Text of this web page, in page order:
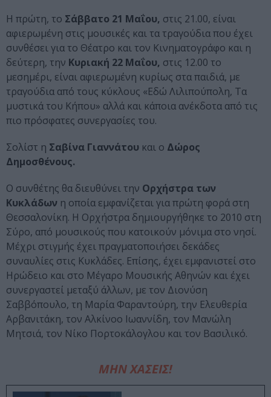
Η πρώτη, το Σάββατο 21 Μαΐου, στις 21.00, είναι
αφιερωμένη στις μουσικές και τα τραγούδια που έχει
συνθέσει για το Θέατρο και τον Κινηματογράφο και η
δεύτερη, την Κυριακή 22 Μαΐου, στις 12.00 το
μεσημέρι, είναι αφιερωμένη κυρίως στα παιδιά, με
τραγούδια από τους κύκλους «Εδώ Λιλιπούπολη, Τα
μυστικά του Κήπου» αλλά και κάποια ανέκδοτα από τις
πιο πρόσφατες συνεργασίες του.
Σολίστ η Σαβίνα Γιαννάτου και ο Δώρος
Δημοσθένους.
Ο συνθέτης θα διευθύνει την Ορχήστρα των
Κυκλάδων η οποία εμφανίζεται για πρώτη φορά στη
Θεσσαλονίκη. Η Ορχήστρα δημιουργήθηκε το 2010 στη
Σύρο, από μουσικούς που κατοικούν μόνιμα στο νησί.
Μέχρι στιγμής έχει πραγματοποιήσει δεκάδες
συναυλίες στις Κυκλάδες. Επίσης, έχει εμφανιστεί στο
Ηρώδειο και στο Μέγαρο Μουσικής Αθηνών και έχει
συνεργαστεί μεταξύ άλλων, με τον Διονύση
Σαββόπουλο, τη Μαρία Φαραντούρη, την Ελευθερία
Αρβανιτάκη, τον Αλκίνοο Ιωαννίδη, τον Μανώλη
Μητσιά, τον Νίκο Πορτοκάλογλου και τον Βασιλικό.
ΜΗΝ ΧΑΣΕΙΣ!